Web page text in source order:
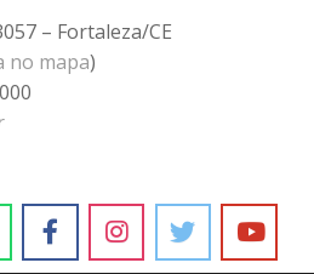
– Fortaleza/CE
no mapa)